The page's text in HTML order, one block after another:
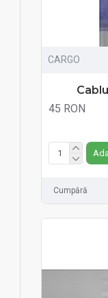
CARGO
45 RON
Cumpără